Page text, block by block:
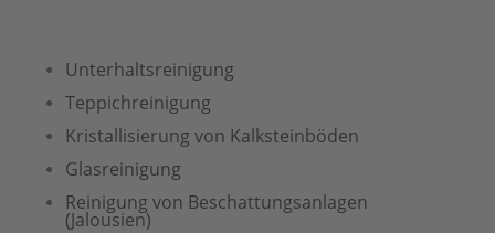
Unterhaltsreinigung
Teppichreinigung
Kristallisierung von Kalksteinböden
Glasreinigung
Reinigung von Beschattungsanlagen
(Jalousien)